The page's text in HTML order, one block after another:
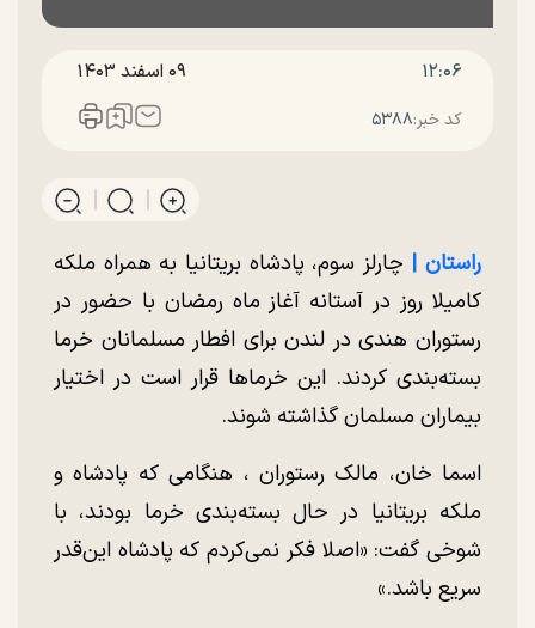
۱۲:۰۶ ۰۹ اسفند ۱۴۰۳
کد خبر:۵۳۸۸
راستان |‌ چارلز سوم، پادشاه بریتانیا به همراه ملکه
کامیلا روز در آستانه آغاز ماه رمضان با حضور در
رستوران هندی در لندن برای افطار مسلمانان خرما
بسته‌بندی کردند. این خرما‌ها قرار است در اختیار
بیماران مسلمان گذاشته شوند.
اسما خان، مالک رستوران ، هنگامی که پادشاه و
ملکه بریتانیا در حال بسته‌بندی خرما بودند، با
شوخی گفت: «اصلا فکر نمی‌کردم که پادشاه این‌قدر
سریع باشد.»